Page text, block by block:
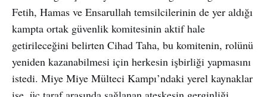
Fetih, Hamas ve Ensarullah temsilcilerinin de yer aldığı
kampta ortak güvenlik komitesinin aktif hale
getirileceğini belirten Cihad Taha, bu komitenin, rolünü
yeniden kazanabilmesi için herkesin işbirliği yapmasını
istedi. Miye Miye Mülteci Kampı’ndaki yerel kaynaklar